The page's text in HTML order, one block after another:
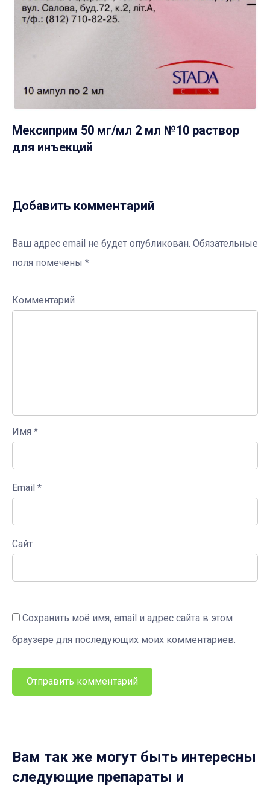
Мексиприм 50 мг/мл 2 мл №10 раствор
для инъекций
Добавить комментарий
Ваш адрес email не будет опубликован. Обязательные
поля помечены *
Комментарий
Имя *
Email *
Сайт
Сохранить моё имя, email и адрес сайта в этом
браузере для последующих моих комментариев.
Вам так же могут быть интересны
следующие препараты и